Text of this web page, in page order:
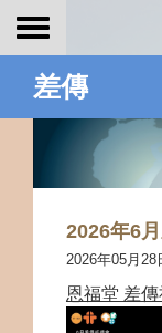
Toggle
差傳
2026年6
2026年05月28
恩福堂 差